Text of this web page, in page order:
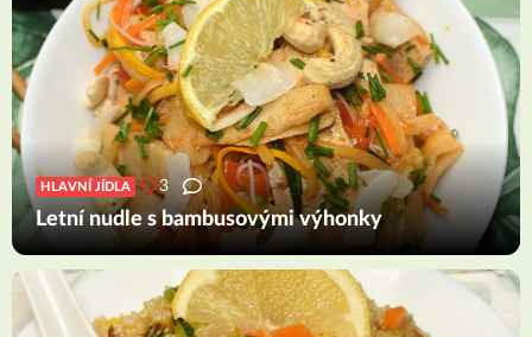
HLAVNÍ JÍDLA 3
Letní nudle s bambusovými výhonky